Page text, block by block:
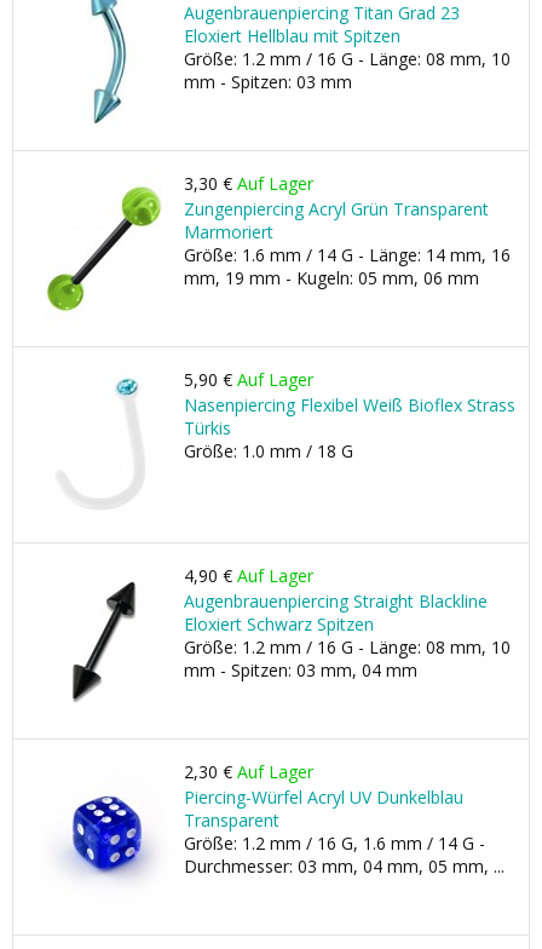
Augenbrauenpiercing Titan Grad 23
Eloxiert Hellblau mit Spitzen
Größe: 1.2 mm / 16 G - Länge: 08 mm, 10
mm - Spitzen: 03 mm
3,30 € Auf Lager
Zungenpiercing Acryl Grün Transparent
Marmoriert
Größe: 1.6 mm / 14 G - Länge: 14 mm, 16
mm, 19 mm - Kugeln: 05 mm, 06 mm
5,90 € Auf Lager
Nasenpiercing Flexibel Weiß Bioflex Strass
Türkis
Größe: 1.0 mm / 18 G
4,90 € Auf Lager
Augenbrauenpiercing Straight Blackline
Eloxiert Schwarz Spitzen
Größe: 1.2 mm / 16 G - Länge: 08 mm, 10
mm - Spitzen: 03 mm, 04 mm
2,30 € Auf Lager
Piercing-Würfel Acryl UV Dunkelblau
Transparent
Größe: 1.2 mm / 16 G, 1.6 mm / 14 G -
Durchmesser: 03 mm, 04 mm, 05 mm, ...